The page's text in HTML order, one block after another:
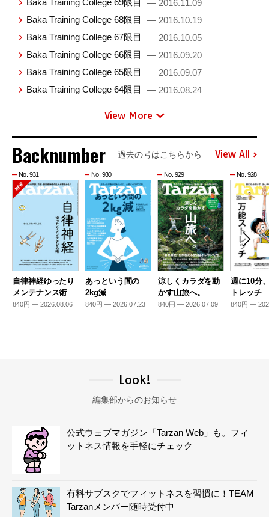
— 2016.11.09
Baka Training College 68限目
— 2016.10.19
Baka Training College 67限目
— 2016.10.05
Baka Training College 66限目
— 2016.09.20
Baka Training College 65限目
— 2016.09.07
Baka Training College 64限目
— 2016.08.24
View More
Backnumber 過去の号はこちらから View All
No. 931
自律神経ゆったり
メンテナンス術
840円 — 2026.08.06
No. 930
あっという間の
2kg減
840円 — 2026.07.23
No. 929
涼しくカラダを動
かす山旅へ。
840円 — 2026.07.09
No. 928
週に10分
トレッチ
840円 —
Look!
編集部からのお知らせ
公式ウェブマガジン「Tarzan Web」も。フィ
ットネス情報を手軽にチェック
有料サブスクでフィットネスを習慣に！TEAM
Tarzanメンバー随時受付中